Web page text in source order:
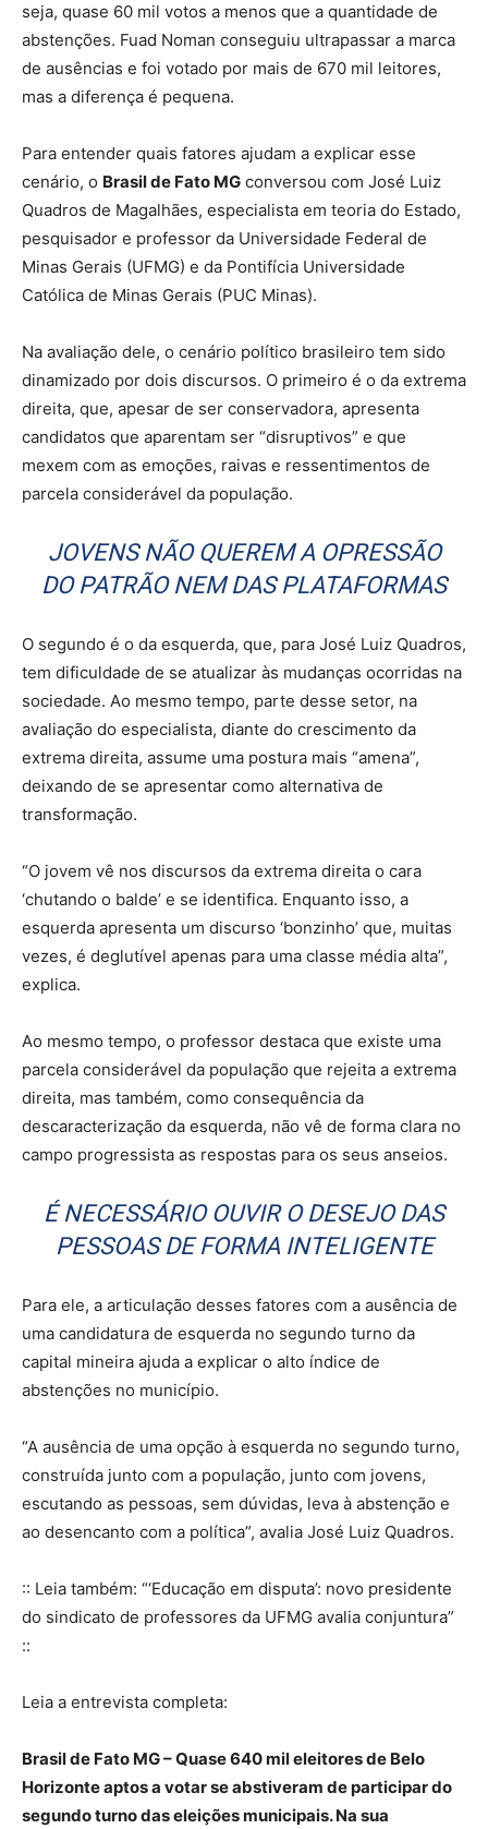
seja, quase 60 mil votos a menos que a quantidade de
abstenções. Fuad Noman conseguiu ultrapassar a marca
de ausências e foi votado por mais de 670 mil leitores,
mas a diferença é pequena.
Para entender quais fatores ajudam a explicar esse
cenário, o Brasil de Fato MG conversou com José Luiz
Quadros de Magalhães, especialista em teoria do Estado,
pesquisador e professor da Universidade Federal de
Minas Gerais (UFMG) e da Pontifícia Universidade
Católica de Minas Gerais (PUC Minas).
Na avaliação dele, o cenário político brasileiro tem sido
dinamizado por dois discursos. O primeiro é o da extrema
direita, que, apesar de ser conservadora, apresenta
candidatos que aparentam ser “disruptivos” e que
mexem com as emoções, raivas e ressentimentos de
parcela considerável da população.
JOVENS NÃO QUEREM A OPRESSÃO
DO PATRÃO NEM DAS PLATAFORMAS
O segundo é o da esquerda, que, para José Luiz Quadros,
tem dificuldade de se atualizar às mudanças ocorridas na
sociedade. Ao mesmo tempo, parte desse setor, na
avaliação do especialista, diante do crescimento da
extrema direita, assume uma postura mais “amena”,
deixando de se apresentar como alternativa de
transformação.
“O jovem vê nos discursos da extrema direita o cara
‘chutando o balde’ e se identifica. Enquanto isso, a
esquerda apresenta um discurso ‘bonzinho’ que, muitas
vezes, é deglutível apenas para uma classe média alta”,
explica.
Ao mesmo tempo, o professor destaca que existe uma
parcela considerável da população que rejeita a extrema
direita, mas também, como consequência da
descaracterização da esquerda, não vê de forma clara no
campo progressista as respostas para os seus anseios.
É NECESSÁRIO OUVIR O DESEJO DAS
PESSOAS DE FORMA INTELIGENTE
Para ele, a articulação desses fatores com a ausência de
uma candidatura de esquerda no segundo turno da
capital mineira ajuda a explicar o alto índice de
abstenções no município.
“A ausência de uma opção à esquerda no segundo turno,
construída junto com a população, junto com jovens,
escutando as pessoas, sem dúvidas, leva à abstenção e
ao desencanto com a política”, avalia José Luiz Quadros.
:: Leia também: “‘Educação em disputa’: novo presidente
do sindicato de professores da UFMG avalia conjuntura”
::
Leia a entrevista completa:
Brasil de Fato MG – Quase 640 mil eleitores de Belo
Horizonte aptos a votar se abstiveram de participar do
segundo turno das eleições municipais. Na sua